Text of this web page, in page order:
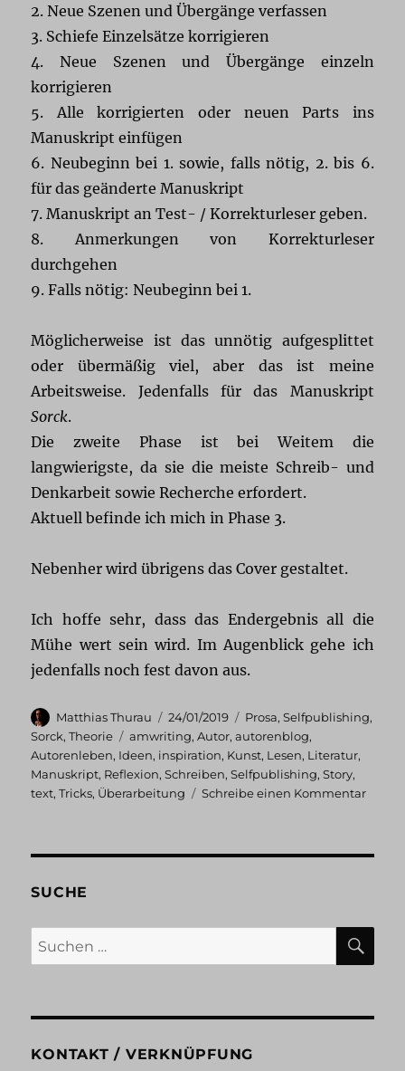
2. Neue Szenen und Übergänge verfassen
3. Schiefe Einzelsätze korrigieren
4. Neue Szenen und Übergänge einzeln
korrigieren
5. Alle korrigierten oder neuen Parts ins
Manuskript einfügen
6. Neubeginn bei 1. sowie, falls nötig, 2. bis 6.
für das geänderte Manuskript
7. Manuskript an Test- / Korrekturleser geben.
8. Anmerkungen von Korrekturleser
durchgehen
9. Falls nötig: Neubeginn bei 1.
Möglicherweise ist das unnötig aufgesplittet
oder übermäßig viel, aber das ist meine
Arbeitsweise. Jedenfalls für das Manuskript
Sorck.
Die zweite Phase ist bei Weitem die
langwierigste, da sie die meiste Schreib- und
Denkarbeit sowie Recherche erfordert.
Aktuell befinde ich mich in Phase 3.
Nebenher wird übrigens das Cover gestaltet.
Ich hoffe sehr, dass das Endergebnis all die
Mühe wert sein wird. Im Augenblick gehe ich
jedenfalls noch fest davon aus.
Autor
Matthias Thurau
Veröffentlicht
am
24/01/2019 Kategorien
Prosa,Selfpublishing,
Sorck,Theorie Schlagwörter
amwriting,Autor,autorenblog,
Autorenleben, Ideen, inspiration, Kunst, Lesen, Literatur,
Manuskript, Reflexion,Schreiben,Selfpublishing,Story,
text,Tricks, Überarbeitung Schreibe einen Kommentarzu
SUCHE
Suchen
nach:
KONTAKT / VERKNÜPFUNG